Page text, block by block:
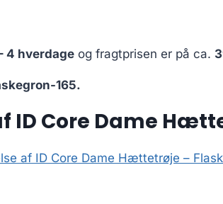
4 hverdage og fragtprisen er på ca.
165.
ID Core Dame
af ID Core Dame Hættetrøje –